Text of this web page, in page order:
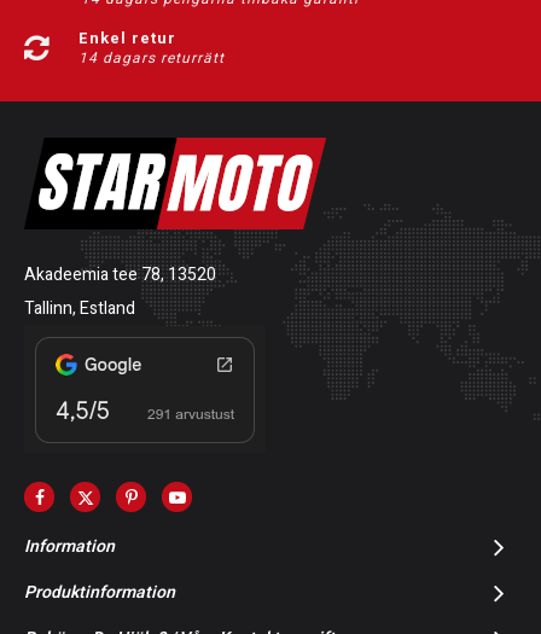
Enkel retur
14 dagars returrätt
Akadeemia tee 78, 13520
Tallinn, Estland
Information
Produktinformation